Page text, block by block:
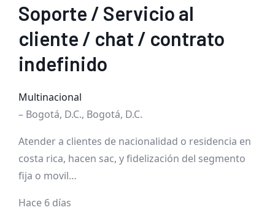
Soporte / Servicio al
cliente / chat / contrato
indefinido
Multinacional
– Bogotá, D.C., Bogotá, D.C.
Atender a clientes de nacionalidad o residencia en
costa rica, hacen sac, y fidelización del segmento
fija o movil…
Hace 6 días